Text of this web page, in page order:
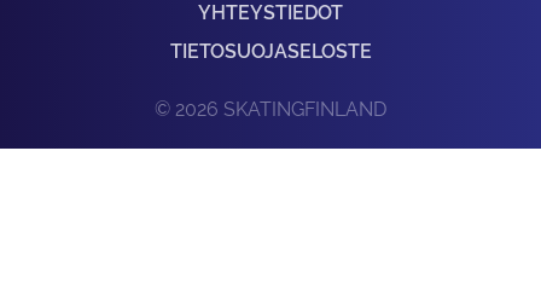
YHTEYSTIEDOT
TIETOSUOJASELOSTE
© 2026 SKATINGFINLAND